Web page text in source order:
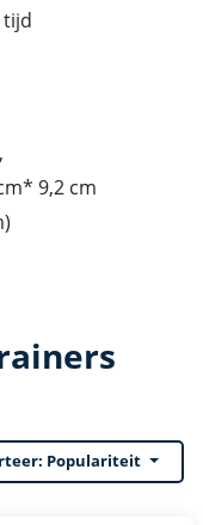
tijd
9,2 cm
Populariteit